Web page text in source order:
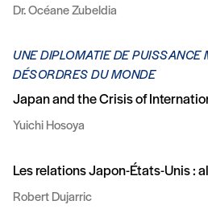
Dr. Océane Zubeldia
UNE DIPLOMATIE DE PUISSANCE
DÉSORDRES DU MONDE
Japan and the Crisis of
Yuichi Hosoya
Les relations Japon-États-Unis :
Robert Dujarric